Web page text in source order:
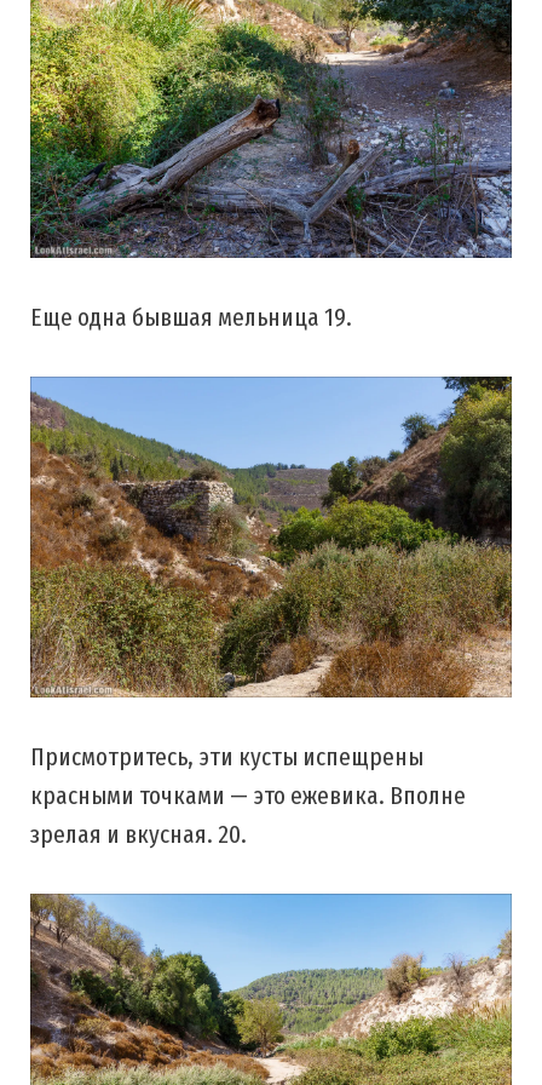
Еще одна бывшая мельница 19.
Присмотритесь, эти кусты испещрены
красными точками — это ежевика. Вполне
зрелая и вкусная. 20.